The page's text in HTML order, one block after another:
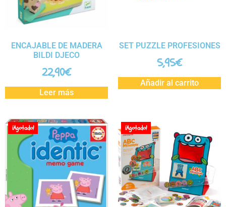
ENCAJABLE DE MADERA
BILDI DJECO
22,90€
Leer más
SET PUZZLE PROFESIONES
5,95€
Añadir al carrito
¡Agotado! ¡Agotado!